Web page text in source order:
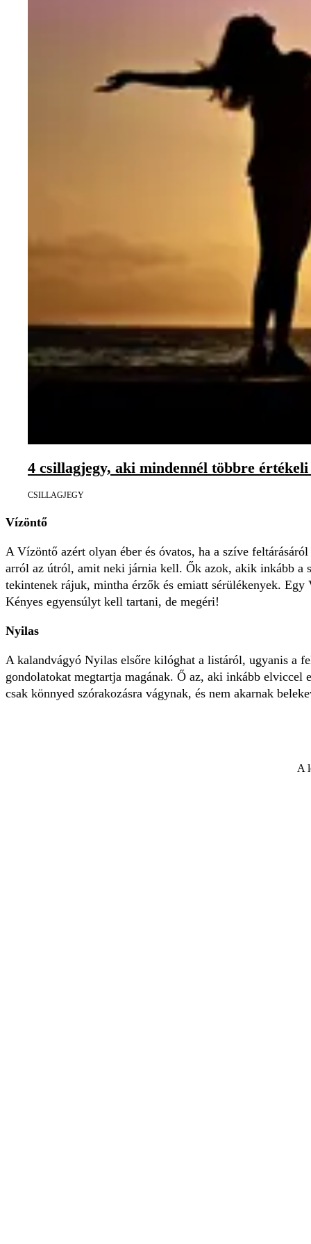
4 csillagjegy, aki mindennél többre értékeli
CSILLAGJEGY
Vízöntő
A Vízöntő azért olyan éber és óvatos, ha a szíve
arról az útról, amit neki járnia kell. Ők azok, akik inkább a
tekintenek rájuk, mintha érzők és emiatt sérülékenyek.
Kényes egyensúlyt kell tartani, de megéri!
Nyilas
A kalandvágyó Nyilas elsőre kilóghat a listáról, ugyanis a
gondolatokat megtartja magának. Ő az, aki inkább
csak könnyed szórakozásra vágynak, és nem akarnak
A